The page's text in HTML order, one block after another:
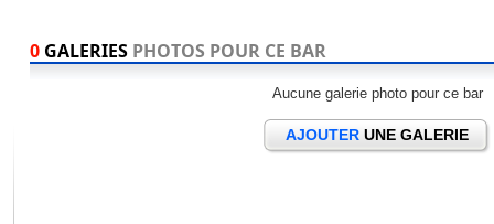
0 GALERIES PHOTOS POUR CE BAR
Aucune galerie photo pour ce bar
AJOUTER UNE GALERIE